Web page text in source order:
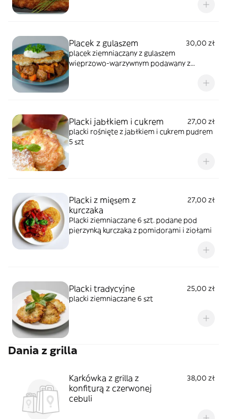
Placek z gulaszem
30,00 zł
placek ziemniaczany z gulaszem
wieprzowo-warzywnym podawany z
Placki jabłkiem i cukrem
27,00 zł
placki rośnięte z jabłkiem i cukrem pudrem
5 szt
Placki z mięsem z
kurczaka
27,00 zł
Placki ziemniaczane 6 szt. podane pod
pierzynką kurczaka z pomidorami i ziołami
Placki tradycyjne
25,00 zł
placki ziemniaczane 6 szt
Dania z grilla
Karkówka z grilla z
konfiturą z czerwonej
cebuli
38,00 zł